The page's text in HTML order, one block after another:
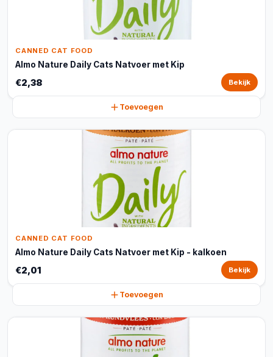
CANNED CAT FOOD
Almo Nature Daily Cats Natvoer met Kip
€2,38 Bekijk
Toevoegen
CANNED CAT FOOD
Almo Nature Daily Cats Natvoer met Kip - kalkoen
€2,01 Bekijk
Toevoegen